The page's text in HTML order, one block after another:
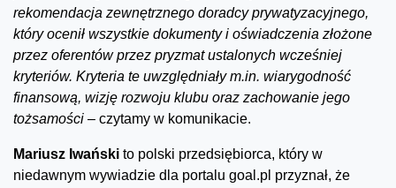
rekomendacja zewnętrznego doradcy prywatyzacyjnego,
który ocenił wszystkie dokumenty i oświadczenia złożone
przez oferentów przez pryzmat ustalonych wcześniej
kryteriów. Kryteria te uwzględniały m.in. wiarygodność
finansową, wizję rozwoju klubu oraz zachowanie jego
tożsamości – czytamy w komunikacie.
Mariusz Iwański to polski przedsiębiorca, który w
niedawnym wywiadzie dla portalu goal.pl przyznał, że